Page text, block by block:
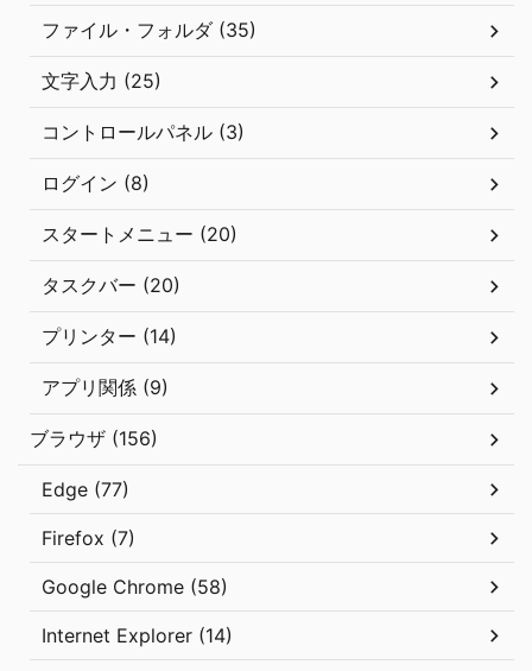
ファイル・フォルダ (35)
文字入力 (25)
コントロールパネル (3)
ログイン (8)
スタートメニュー (20)
タスクバー (20)
プリンター (14)
アプリ関係 (9)
ブラウザ (156)
Edge (77)
Firefox (7)
Google Chrome (58)
Internet Explorer (14)